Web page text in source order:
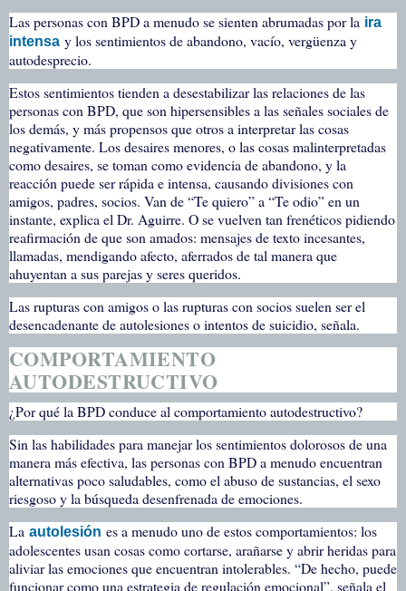
Las personas con BPD a menudo se sienten abrumadas por la ira
intensa y los sentimientos de abandono, vacío, vergüenza y
autodesprecio.
Estos sentimientos tienden a desestabilizar las relaciones de las
personas con BPD, que son hipersensibles a las señales sociales de
los demás, y más propensos que otros a interpretar las cosas
negativamente. Los desaires menores, o las cosas malinterpretadas
como desaires, se toman como evidencia de abandono, y la
reacción puede ser rápida e intensa, causando divisiones con
amigos, padres, socios. Van de “Te quiero” a “Te odio” en un
instante, explica el Dr. Aguirre. O se vuelven tan frenéticos pidiendo
reafirmación de que son amados: mensajes de texto incesantes,
llamadas, mendigando afecto, aferrados de tal manera que
ahuyentan a sus parejas y seres queridos.
Las rupturas con amigos o las rupturas con socios suelen ser el
desencadenante de autolesiones o intentos de suicidio, señala.
COMPORTAMIENTO
AUTODESTRUCTIVO
¿Por qué la BPD conduce al comportamiento autodestructivo?
Sin las habilidades para manejar los sentimientos dolorosos de una
manera más efectiva, las personas con BPD a menudo encuentran
alternativas poco saludables, como el abuso de sustancias, el sexo
riesgoso y la búsqueda desenfrenada de emociones.
La autolesión es a menudo uno de estos comportamientos: los
adolescentes usan cosas como cortarse, arañarse y abrir heridas para
aliviar las emociones que encuentran intolerables. “De hecho, puede
funcionar como una estrategia de regulación emocional”, señala el